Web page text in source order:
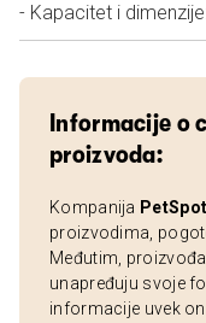
- Kapacitet i
Informacije o
proizvoda:
Kompanija PetSpot
proizvodima,
Međutim,
unapređuju svoje
informacije uvek